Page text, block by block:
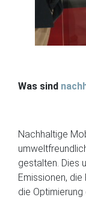
Was sind
Nachhaltige
gestalten. Dies
Emissionen,
die